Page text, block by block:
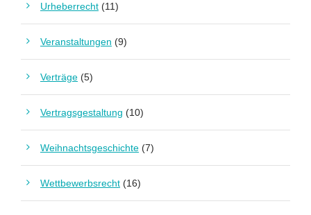
Urheberrecht (11)
Veranstaltungen (9)
Verträge (5)
Vertragsgestaltung (10)
Weihnachtsgeschichte (7)
Wettbewerbsrecht (16)